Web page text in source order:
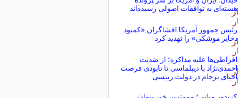
هسته‌ای به توافقات اصولی رسیده‌اند
رئیس جمهور آمریکا افشاگران «کمبود
ذخایر موشکی» را تهدید کرد
افراطی‌ها علیه مذاکره؛ از ضدیت
احمدی‌نژاد با دیپلماسی تا نابودی فرصت
احیای برجام در دولت رییسی